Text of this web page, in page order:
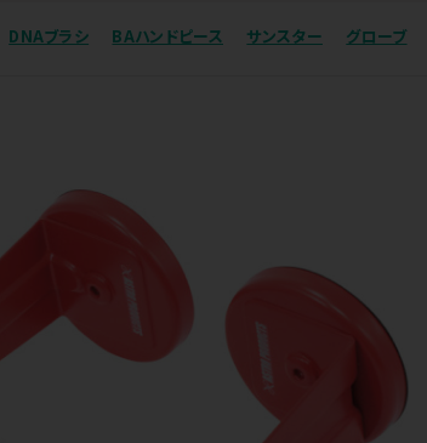
DNAブラシ BAハンドピース サンスター グローブ